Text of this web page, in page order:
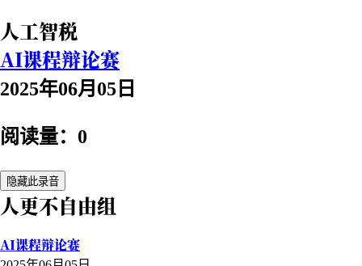
人工智税
AI课程辩论赛
2025年06月05日
阅读量：0
隐藏此录音
人更不自由组
AI课程辩论赛